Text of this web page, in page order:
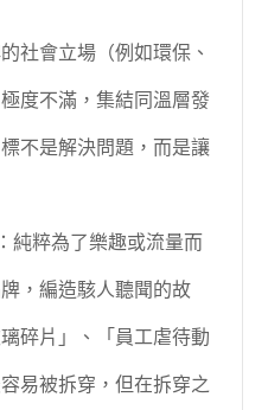
社會立場（例如環保、
度不滿，集結同溫層發
不是解決問題，而是讓
：純粹為了樂趣或流量而
，編造駭人聽聞的故
碎片」、「員工虐待動
易被拆穿，但在拆穿之